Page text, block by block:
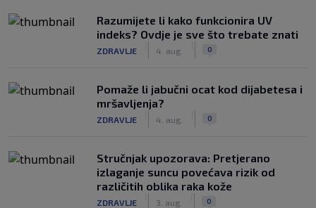
Razumijete li kako funkcionira UV
indeks? Ovdje je sve što trebate znati
ZDRAVLJE 4. aug. 0
Pomaže li jabučni ocat kod dijabetesa i
mršavljenja?
ZDRAVLJE 4. aug. 0
Stručnjak upozorava: Pretjerano
izlaganje suncu povećava rizik od
različitih oblika raka kože
ZDRAVLJE 3. aug. 0